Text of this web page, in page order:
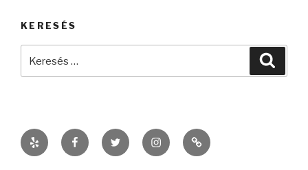
KERESÉS
Yelp FacebookTwitter Instagram